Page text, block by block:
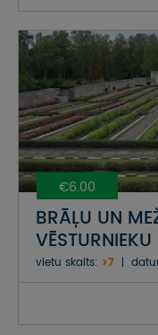
€6.00
BRĀĻU UN
vietu skaits: >7